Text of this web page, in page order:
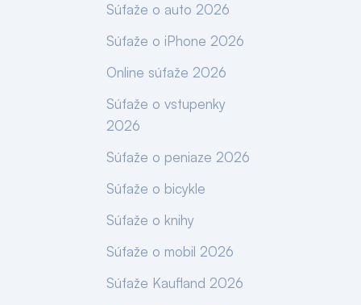
Súťaže o auto 2026
Súťaže o iPhone 2026
Online súťaže 2026
Súťaže o vstupenky
2026
Súťaže o peniaze 2026
Súťaže o bicykle
Súťaže o knihy
Súťaže o mobil 2026
Súťaže Kaufland 2026